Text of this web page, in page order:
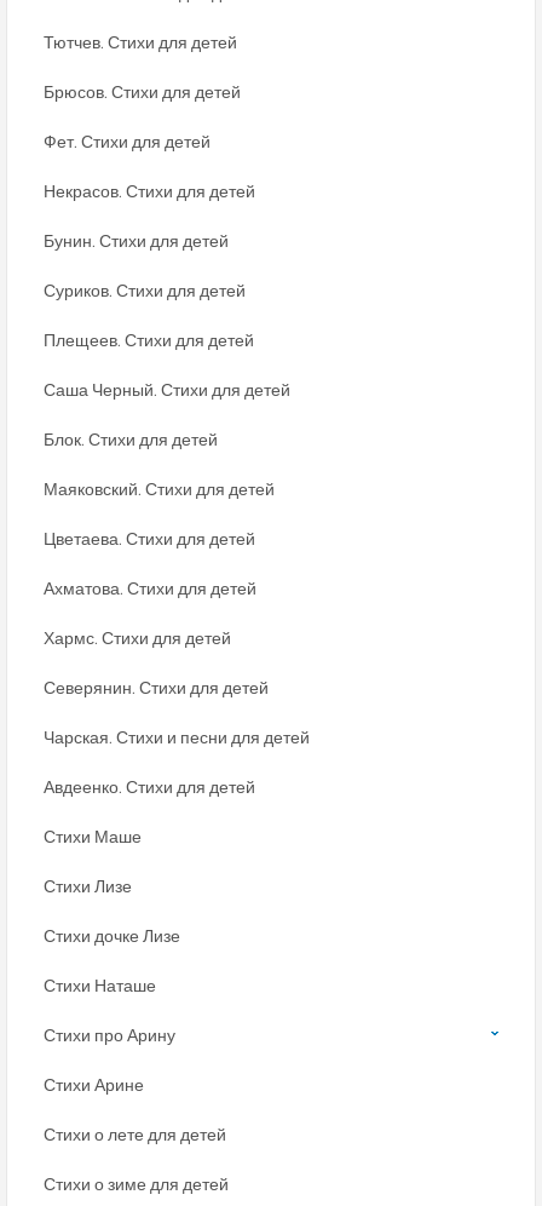
Тютчев. Стихи для детей
Брюсов. Стихи для детей
Фет. Стихи для детей
Некрасов. Стихи для детей
Бунин. Стихи для детей
Суриков. Стихи для детей
Плещеев. Стихи для детей
Саша Черный. Стихи для детей
Блок. Стихи для детей
Маяковский. Стихи для детей
Цветаева. Стихи для детей
Ахматова. Стихи для детей
Хармс. Стихи для детей
Северянин. Стихи для детей
Чарская. Стихи и песни для детей
Авдеенко. Стихи для детей
Стихи Маше
Стихи Лизе
Стихи дочке Лизе
Стихи Наташе
Стихи про Арину
Стихи Арине
Стихи о лете для детей
Стихи о зиме для детей